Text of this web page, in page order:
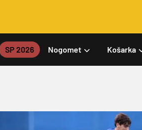
SP 2026 Nogomet Košarka